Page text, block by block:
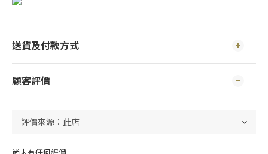
送貨及付款方式
顧客評價